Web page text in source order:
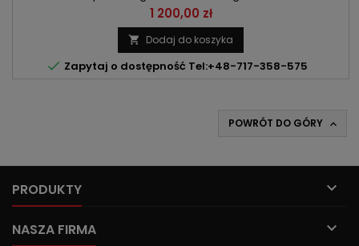
SILNIKA: F4R 760 | F4R 761 | F4R 762 | F4R 763 | F4R 764 | F4R 765 |
F4R 786 | F4R 787 POJEMNOŚĆ: 1998ccm 2.0 Turbo MOC:
163KM/120kW | 170KM/125kWROK PRODUKCJI: Od 2001r
Cena
1 200,00 zł
 Dodaj do koszyka
 Zapytaj o dostępność Tel:+48-717-358-575
POWRÓT DO GÓRY 
PRODUKTY 
NASZA FIRMA 